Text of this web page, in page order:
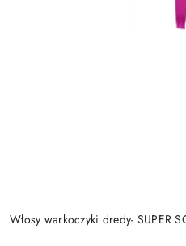
Włosy warkoczyki dredy- SUPER